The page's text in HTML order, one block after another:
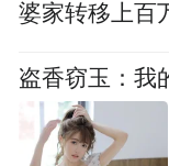
婆家转移上百
盗香窃玉：我